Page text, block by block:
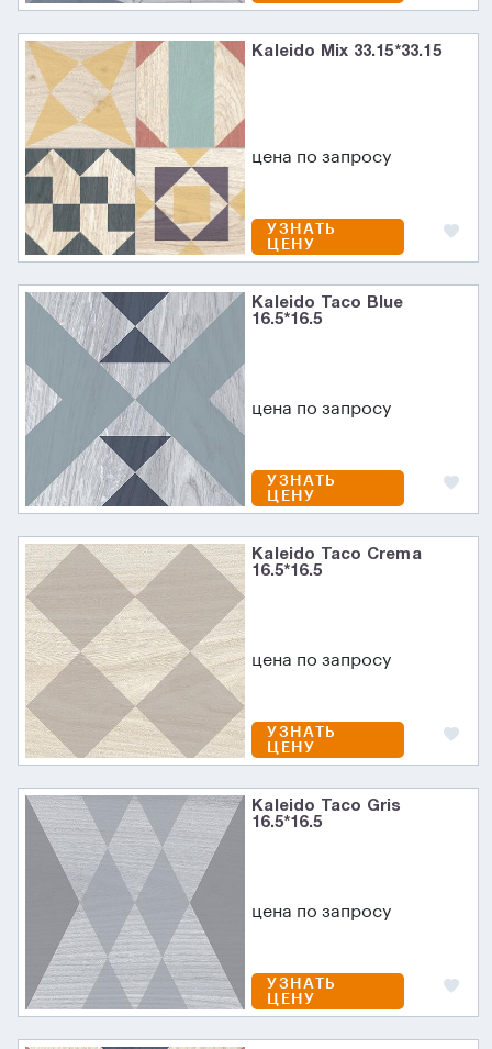
Kaleido Mix 33.15*33.15
цена по запросу
УЗНАТЬ
ЦЕНУ
Kaleido Taco Blue
16.5*16.5
цена по запросу
УЗНАТЬ
ЦЕНУ
Kaleido Taco Crema
16.5*16.5
цена по запросу
УЗНАТЬ
ЦЕНУ
Kaleido Taco Gris
16.5*16.5
цена по запросу
УЗНАТЬ
ЦЕНУ